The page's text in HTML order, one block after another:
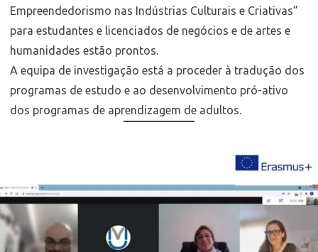
Empreendedorismo nas Indústrias Culturais e Criativas”
para estudantes e licenciados de negócios e de artes e
humanidades estão prontos.
A equipa de investigação está a proceder à tradução dos
programas de estudo e ao desenvolvimento pró-ativo
dos programas de aprendizagem de adultos.